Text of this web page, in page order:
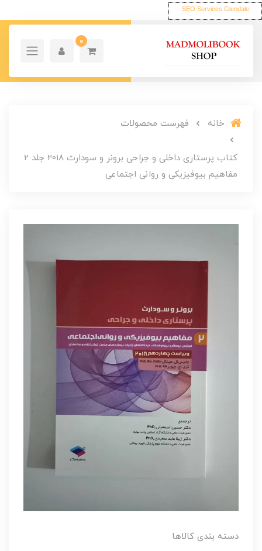
SEO Services Glendale
0
خانه فهرست محصولات
کتاب پرستاری داخلی و جراحی برونر و سودارث 2018 جلد 2
مفاهیم بیوفیزیکی و روانی اجتماعی
دسته بندی کالاها